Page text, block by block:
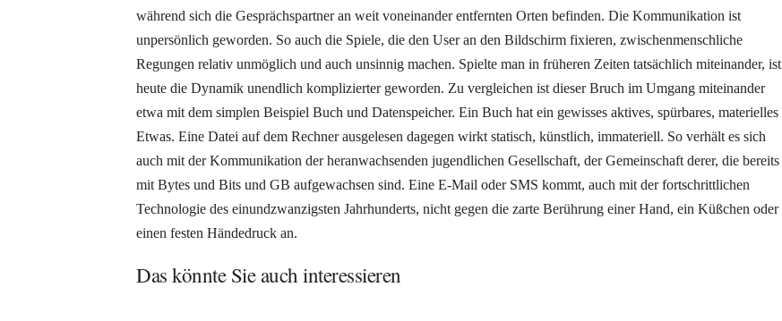
während sich die Gesprächspartner an weit voneinander entfernten Orten befinden. Die Kommunikation ist
unpersönlich geworden. So auch die Spiele, die den User an den Bildschirm fixieren, zwischenmenschliche
Regungen relativ unmöglich und auch unsinnig machen. Spielte man in früheren Zeiten tatsächlich miteinander, ist
heute die Dynamik unendlich komplizierter geworden. Zu vergleichen ist dieser Bruch im Umgang miteinander
etwa mit dem simplen Beispiel Buch und Datenspeicher. Ein Buch hat ein gewisses aktives, spürbares, materielles
Etwas. Eine Datei auf dem Rechner ausgelesen dagegen wirkt statisch, künstlich, immateriell. So verhält es sich
auch mit der Kommunikation der heranwachsenden jugendlichen Gesellschaft, der Gemeinschaft derer, die bereits
mit Bytes und Bits und GB aufgewachsen sind. Eine E-Mail oder SMS kommt, auch mit der fortschrittlichen
Technologie des einundzwanzigsten Jahrhunderts, nicht gegen die zarte Berührung einer Hand, ein Küßchen oder
einen festen Händedruck an.
Das könnte Sie auch interessieren